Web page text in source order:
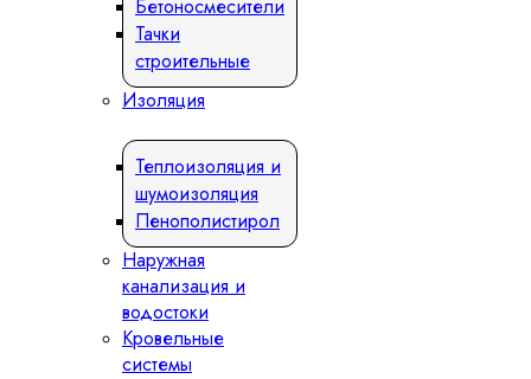
Бетоносмесители
Тачки
строительные
Изоляция
Теплоизоляция и
шумоизоляция
Пенополистирол
Наружная
канализация и
водостоки
Кровельные
системы